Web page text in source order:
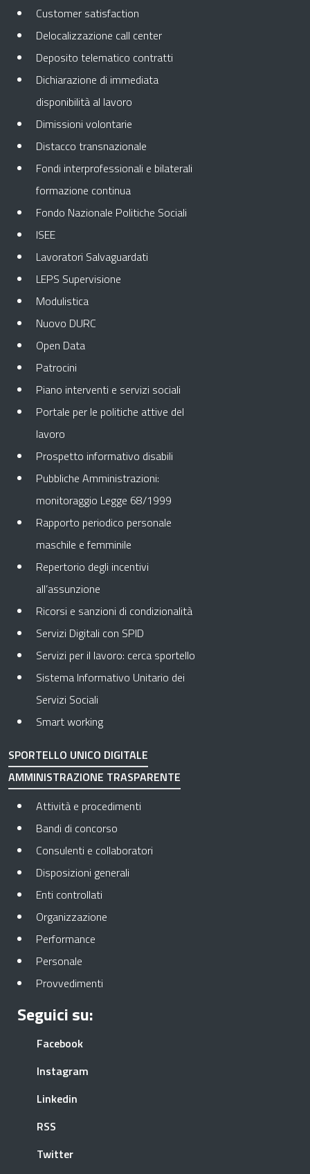
Customer satisfaction
Delocalizzazione call center
Deposito telematico contratti
Dichiarazione di immediata
disponibilità al lavoro
Dimissioni volontarie
Distacco transnazionale
Fondi interprofessionali e bilaterali
formazione continua
Fondo Nazionale Politiche Sociali
ISEE
Lavoratori Salvaguardati
LEPS Supervisione
Modulistica
Nuovo DURC
Open Data
Patrocini
Piano interventi e servizi sociali
Portale per le politiche attive del
lavoro
Prospetto informativo disabili
Pubbliche Amministrazioni:
monitoraggio Legge 68/1999
Rapporto periodico personale
maschile e femminile
Repertorio degli incentivi
all’assunzione
Ricorsi e sanzioni di condizionalità
Servizi Digitali con SPID
Servizi per il lavoro: cerca sportello
Sistema Informativo Unitario dei
Servizi Sociali
Smart working
SPORTELLO UNICO DIGITALE
AMMINISTRAZIONE TRASPARENTE
Attività e procedimenti
Bandi di concorso
Consulenti e collaboratori
Disposizioni generali
Enti controllati
Organizzazione
Performance
Personale
Provvedimenti
Seguici su:
FacebookApre in una nuova scheda
Instagram
Linkedin
RSS
TwitterApre in una nuova scheda